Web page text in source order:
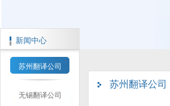
苏州翻译公司
新闻中心
苏州翻译公司
无锡翻译公司